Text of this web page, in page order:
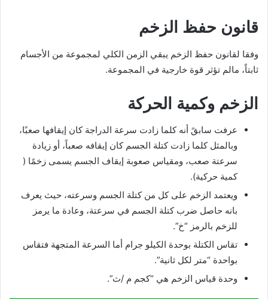
قانون حفظ الزخم
وفقا لقانون حفظ الزخم يبقي الزمن الكلي لمجموعة من الأجسام
ثابتاً، مالم تؤثر قوة خارجية في المجموعة.
الزخم وكمية الحركة
عرفت سابقً أنه كلما زادت سرعة الدراجة كان إيقافها صعبًا،
وبالمثل كلما زادت كتلة الجسم كان إيقافه صعباً، أو زيادة
سرعتة صعب، ومقياس صعوبة إيقاف الجسم يسمى زخمًا (
كمية حركية).
ويعتمد الزخم على كل من كتلة الجسم وسرعته، حيث يعرف
بانه حاصل ضرب كتلة الجسم في سرعتة، وعادة ما يرمز
للزخم بالرمز “خ”.
تقاس الكتلة بوحدة الكيلو جرام أما السرعة المتجهة فتقاس
بواحدة “متر لكل ثانية”.
وحدة قياس الزخم هي “كجم م /ث”.